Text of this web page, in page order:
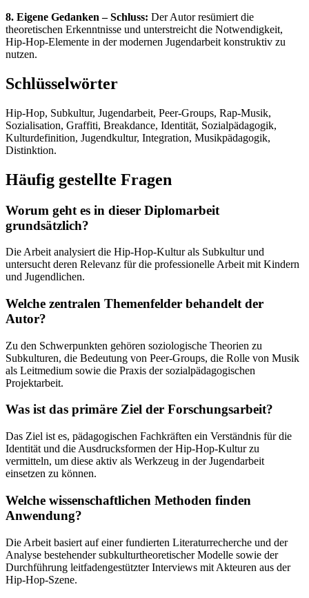
8. Eigene Gedanken – Schluss: Der Autor resümiert die
theoretischen Erkenntnisse und unterstreicht die Notwendigkeit,
Hip-Hop-Elemente in der modernen Jugendarbeit konstruktiv zu
nutzen.
Schlüsselwörter
Hip-Hop, Subkultur, Jugendarbeit, Peer-Groups, Rap-Musik,
Sozialisation, Graffiti, Breakdance, Identität, Sozialpädagogik,
Kulturdefinition, Jugendkultur, Integration, Musikpädagogik,
Distinktion.
Häufig gestellte Fragen
Worum geht es in dieser Diplomarbeit
grundsätzlich?
Die Arbeit analysiert die Hip-Hop-Kultur als Subkultur und
untersucht deren Relevanz für die professionelle Arbeit mit Kindern
und Jugendlichen.
Welche zentralen Themenfelder behandelt der
Autor?
Zu den Schwerpunkten gehören soziologische Theorien zu
Subkulturen, die Bedeutung von Peer-Groups, die Rolle von Musik
als Leitmedium sowie die Praxis der sozialpädagogischen
Projektarbeit.
Was ist das primäre Ziel der Forschungsarbeit?
Das Ziel ist es, pädagogischen Fachkräften ein Verständnis für die
Identität und die Ausdrucksformen der Hip-Hop-Kultur zu
vermitteln, um diese aktiv als Werkzeug in der Jugendarbeit
einsetzen zu können.
Welche wissenschaftlichen Methoden finden
Anwendung?
Die Arbeit basiert auf einer fundierten Literaturrecherche und der
Analyse bestehender subkulturtheoretischer Modelle sowie der
Durchführung leitfadengestützter Interviews mit Akteuren aus der
Hip-Hop-Szene.